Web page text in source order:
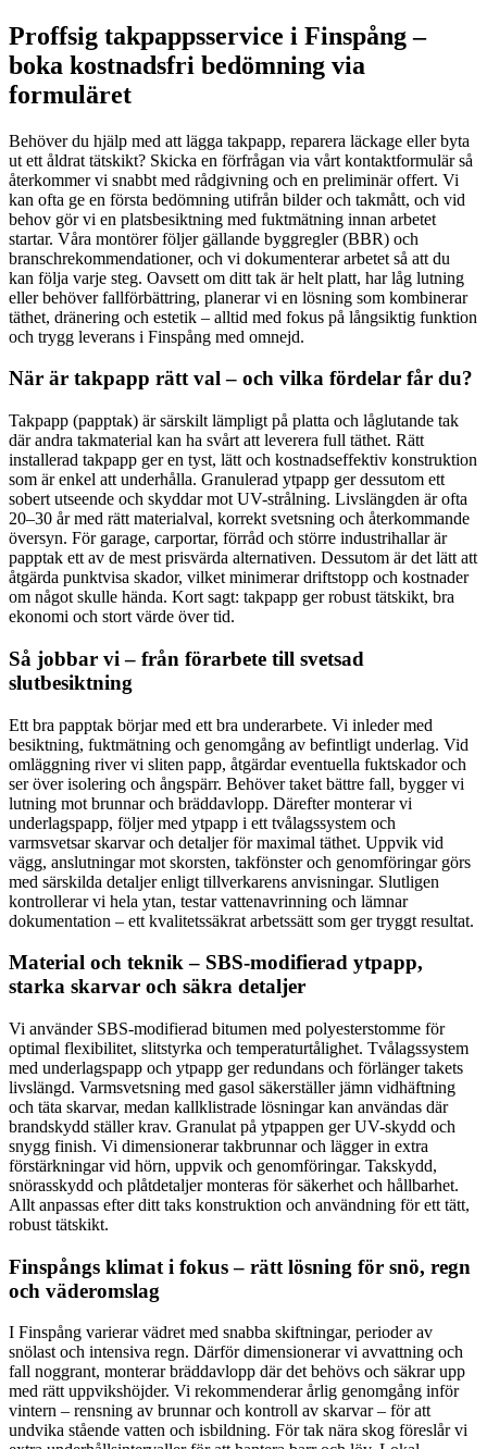
Proffsig takpappsservice i Finspång –
boka kostnadsfri bedömning via
formuläret
Behöver du hjälp med att lägga takpapp, reparera läckage eller byta
ut ett åldrat tätskikt? Skicka en förfrågan via vårt kontaktformulär så
återkommer vi snabbt med rådgivning och en preliminär offert. Vi
kan ofta ge en första bedömning utifrån bilder och takmått, och vid
behov gör vi en platsbesiktning med fuktmätning innan arbetet
startar. Våra montörer följer gällande byggregler (BBR) och
branschrekommendationer, och vi dokumenterar arbetet så att du
kan följa varje steg. Oavsett om ditt tak är helt platt, har låg lutning
eller behöver fallförbättring, planerar vi en lösning som kombinerar
täthet, dränering och estetik – alltid med fokus på långsiktig funktion
och trygg leverans i Finspång med omnejd.
När är takpapp rätt val – och vilka fördelar får du?
Takpapp (papptak) är särskilt lämpligt på platta och låglutande tak
där andra takmaterial kan ha svårt att leverera full täthet. Rätt
installerad takpapp ger en tyst, lätt och kostnadseffektiv konstruktion
som är enkel att underhålla. Granulerad ytpapp ger dessutom ett
sobert utseende och skyddar mot UV-strålning. Livslängden är ofta
20–30 år med rätt materialval, korrekt svetsning och återkommande
översyn. För garage, carportar, förråd och större industrihallar är
papptak ett av de mest prisvärda alternativen. Dessutom är det lätt att
åtgärda punktvisa skador, vilket minimerar driftstopp och kostnader
om något skulle hända. Kort sagt: takpapp ger robust tätskikt, bra
ekonomi och stort värde över tid.
Så jobbar vi – från förarbete till svetsad
slutbesiktning
Ett bra papptak börjar med ett bra underarbete. Vi inleder med
besiktning, fuktmätning och genomgång av befintligt underlag. Vid
omläggning river vi sliten papp, åtgärdar eventuella fuktskador och
ser över isolering och ångspärr. Behöver taket bättre fall, bygger vi
lutning mot brunnar och bräddavlopp. Därefter monterar vi
underlagspapp, följer med ytpapp i ett tvålagssystem och
varmsvetsar skarvar och detaljer för maximal täthet. Uppvik vid
vägg, anslutningar mot skorsten, takfönster och genomföringar görs
med särskilda detaljer enligt tillverkarens anvisningar. Slutligen
kontrollerar vi hela ytan, testar vattenavrinning och lämnar
dokumentation – ett kvalitetssäkrat arbetssätt som ger tryggt resultat.
Material och teknik – SBS-modifierad ytpapp,
starka skarvar och säkra detaljer
Vi använder SBS-modifierad bitumen med polyesterstomme för
optimal flexibilitet, slitstyrka och temperaturtålighet. Tvålagssystem
med underlagspapp och ytpapp ger redundans och förlänger takets
livslängd. Varmsvetsning med gasol säkerställer jämn vidhäftning
och täta skarvar, medan kallklistrade lösningar kan användas där
brandskydd ställer krav. Granulat på ytpappen ger UV-skydd och
snygg finish. Vi dimensionerar takbrunnar och lägger in extra
förstärkningar vid hörn, uppvik och genomföringar. Takskydd,
snörasskydd och plåtdetaljer monteras för säkerhet och hållbarhet.
Allt anpassas efter ditt taks konstruktion och användning för ett tätt,
robust tätskikt.
Finspångs klimat i fokus – rätt lösning för snö, regn
och väderomslag
I Finspång varierar vädret med snabba skiftningar, perioder av
snölast och intensiva regn. Därför dimensionerar vi avvattning och
fall noggrant, monterar bräddavlopp där det behövs och säkrar upp
med rätt uppvikshöjder. Vi rekommenderar årlig genomgång inför
vintern – rensning av brunnar och kontroll av skarvar – för att
undvika stående vatten och isbildning. För tak nära skog föreslår vi